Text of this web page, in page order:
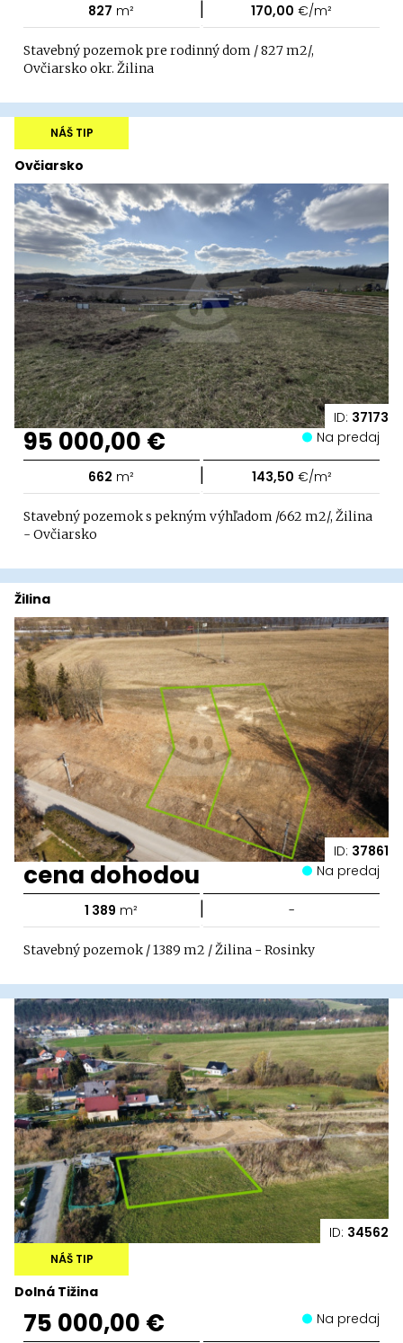
827 m² | 170,00 €/m²
Stavebný pozemok pre rodinný dom / 827 m2/,
Ovčiarsko okr. Žilina
ID: 37173
Ovčiarsko
NÁŠ TIP
95 000,00 € Na predaj
662 m² | 143,50 €/m²
Stavebný pozemok s pekným výhľadom /662 m2/, Žilina
- Ovčiarsko
ID: 37861
Žilina
cena dohodou Na predaj
1 389 m² | -
Stavebný pozemok / 1389 m2 / Žilina - Rosinky
ID: 34562
Dolná Tižina
NÁŠ TIP
75 000,00 € Na predaj